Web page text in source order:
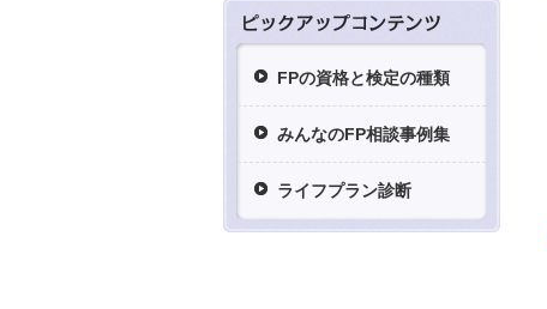
FPの資格と検定の種類
みんなのFP相談事例集
ライフプラン診断